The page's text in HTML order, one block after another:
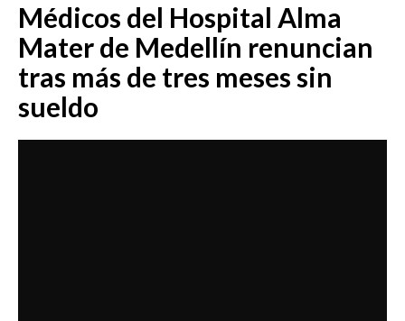
EMISIÓN 12:30 PM
EMISIÓN 7:00 PM
EMISIÓN 11:30 PM
Médicos del Hospital Alma
Mater de Medellín renuncian
tras más de tres meses sin
sueldo